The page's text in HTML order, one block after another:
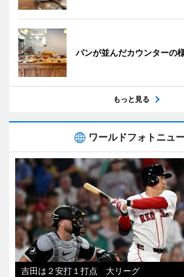
パンが並んだカウンターの
もっと見る
ワールドフォトニュ
吉田は２安打１打点 大リーグ